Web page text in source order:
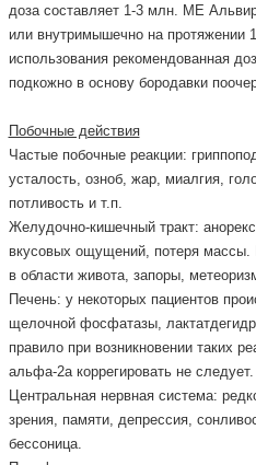
доза составляет 1-3 млн. МЕ
или внутримышечно на протяжении
использования рекомендованная
подкожно в основу бородавки
Побочные действия
Частые побочные реакции:
усталость, озноб, жар, миалгия,
потливость и т.п.
Желудочно-кишечный тракт:
вкусовых ощущений, потеря
в области живота, запоры,
Печень: у некоторых пациентов
щелочной фосфатазы,
правило при возникновении таких
альфа-2а коррегировать не следует.
Центральная нервная система:
зрения, памяти, депрессия,
бессоница.